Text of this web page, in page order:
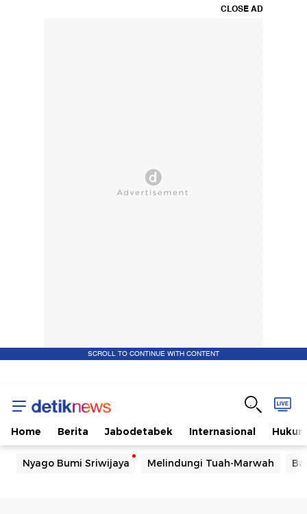
CLOSE AD
SCROLL TO CONTINUE WITH CONTENT
Home Berita Jabodetabek Internasional Hukum
Nyago Bumi Sriwijaya Melindungi Tuah-Marwah